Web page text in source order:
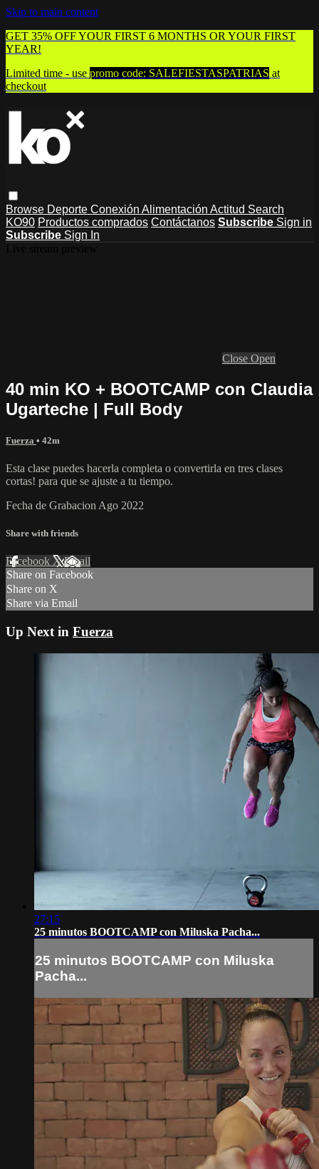
Skip to main content
GET 35% OFF YOUR FIRST 6 MONTHS OR YOUR FIRST
YEAR!
Limited time - use promo code: SALEFIESTASPATRIAS at
checkout
Browse Deporte Conexión Alimentación Actitud Search
KO90 Productos comprados Contáctanos Subscribe Sign in
Subscribe Sign In
Close Open
40 min KO + BOOTCAMP con Claudia
Ugarteche | Full Body
Fuerza • 42m
Esta clase puedes hacerla completa o convertirla en tres clases
cortas! para que se ajuste a tu tiempo.
Fecha de Grabacion Ago 2022
Share with friends
Facebook XEmail
Share on Facebook
Share on X
Share via Email
Up Next in Fuerza
27:15
25 minutos BOOTCAMP con Miluska Pacha...
25 minutos BOOTCAMP con Miluska
Pacha...